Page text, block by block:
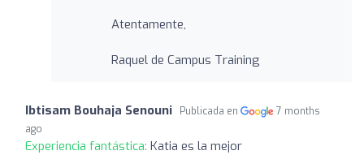
Atentamente,
Raquel de Campus Training
Ibtisam Bouhaja Senouni Publicada en
7 months
ago
Experiencia fantástica: Katia es la mejor